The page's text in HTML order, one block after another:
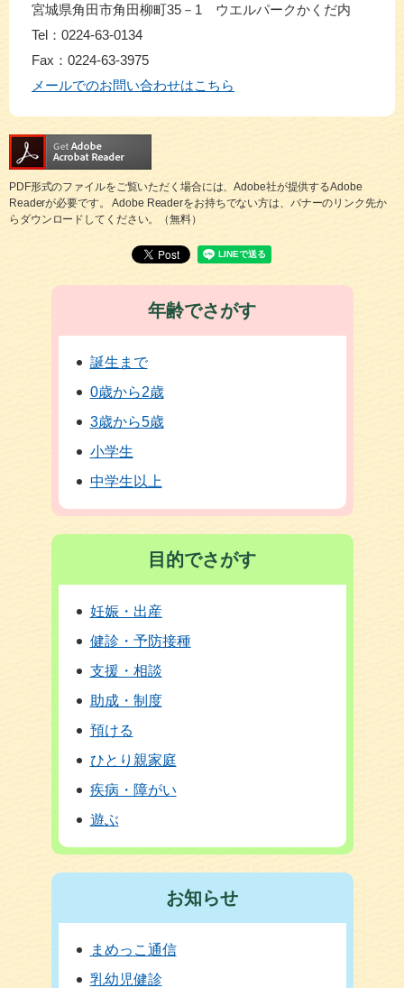
宮城県角田市角田柳町35－1 ウエルパークかくだ内
Tel：0224-63-0134
Fax：0224-63-3975
メールでのお問い合わせはこちら
PDF形式のファイルをご覧いただく場合には、Adobe社が提供するAdobe
Readerが必要です。
Adobe Readerをお持ちでない方は、バナーのリンク先か
らダウンロードしてください。（無料）
年齢でさがす
誕生まで
0歳から2歳
3歳から5歳
小学生
中学生以上
目的でさがす
妊娠・出産
健診・予防接種
支援・相談
助成・制度
預ける
ひとり親家庭
疾病・障がい
遊ぶ
お知らせ
まめっこ通信
乳幼児健診